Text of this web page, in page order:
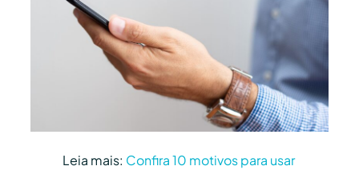
Leia mais: Confira 10 motivos para usar